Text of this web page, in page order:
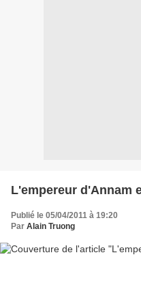
L'empereur d'Annam
Publié le 05/04/2011 à 19:20
Par Alain Truong